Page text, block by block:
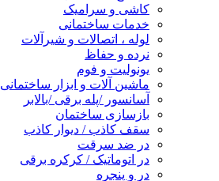
کاشی و سرامیک
خدمات ساختمانی
لوله ، اتصالات و شیرآلات
نرده و حفاظ
یونولیت و فوم
ماشین آلات و ابزار ساختمانی
آسانسور /پله برقی /بالابر
بازسازی ساختمان
سقف کاذب / دیوار کاذب
در ضد سرقت
در اتوماتیک / کرکره برقی
در و پنجره